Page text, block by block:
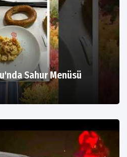
Sahur Menüsü